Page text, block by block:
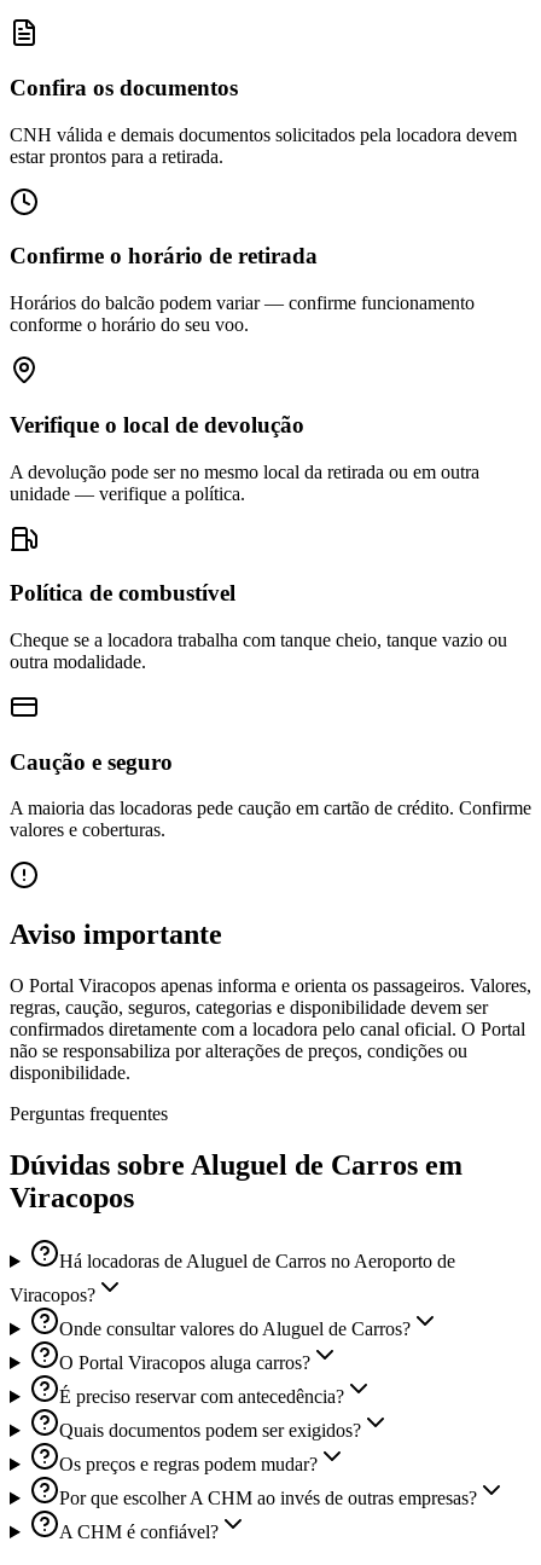
Confira os documentos
CNH válida e demais documentos solicitados pela locadora devem
estar prontos para a retirada.
Confirme o horário de retirada
Horários do balcão podem variar — confirme funcionamento
conforme o horário do seu voo.
Verifique o local de devolução
A devolução pode ser no mesmo local da retirada ou em outra
unidade — verifique a política.
Política de combustível
Cheque se a locadora trabalha com tanque cheio, tanque vazio ou
outra modalidade.
Caução e seguro
A maioria das locadoras pede caução em cartão de crédito. Confirme
valores e coberturas.
Aviso importante
O Portal Viracopos apenas informa e orienta os passageiros. Valores,
regras, caução, seguros, categorias e disponibilidade devem ser
confirmados diretamente com a locadora pelo canal oficial. O Portal
não se responsabiliza por alterações de preços, condições ou
disponibilidade.
Perguntas frequentes
Dúvidas sobre Aluguel de Carros em
Viracopos
Há locadoras de Aluguel de Carros no Aeroporto de
Viracopos?
Onde consultar valores do Aluguel de Carros?
O Portal Viracopos aluga carros?
É preciso reservar com antecedência?
Quais documentos podem ser exigidos?
Os preços e regras podem mudar?
Por que escolher A CHM ao invés de outras empresas?
A CHM é confiável?